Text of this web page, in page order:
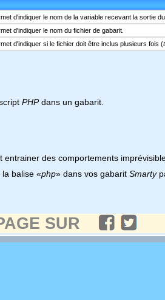
d'indiquer le nom de la variable recevant la sortie du
d'indiquer le nom du fichier de gabarit.
d'indiquer si le fichier doit être inclus plusieurs fois (
PHPdans un gabarit.
des comportements
balise «php» dans vos gabarit Smarty
SUR